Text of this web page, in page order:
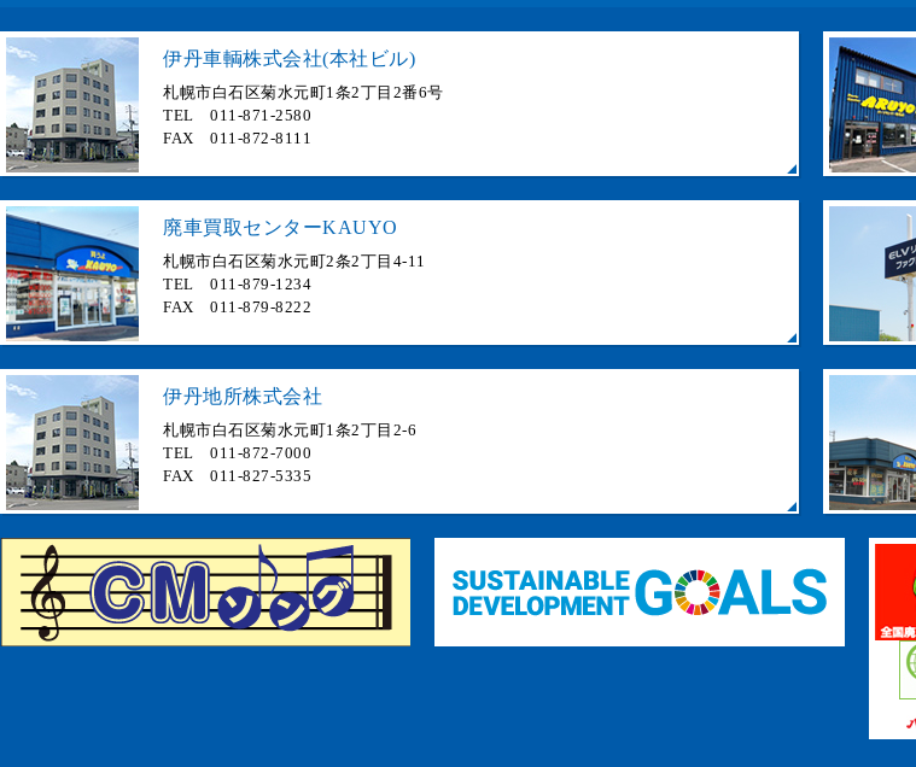
伊丹車輌株式会社(本社ビル)
札幌市白石区菊水元町1条2丁目2番6号
TEL 011-871-2580
FAX 011-872-8111
廃車買取センターKAUYO
札幌市白石区菊水元町2条2丁目4-11
TEL 011-879-1234
FAX 011-879-8222
伊丹地所株式会社
札幌市白石区菊水元町1条2丁目2-6
TEL 011-872-7000
FAX 011-827-5335